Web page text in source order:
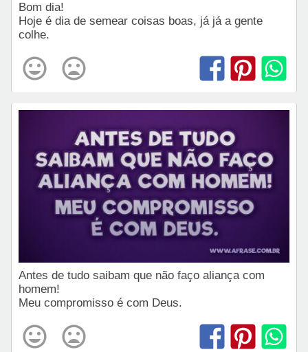
Bom dia!
Hoje é dia de semear coisas boas, já já a gente
colhe.
Antes de tudo saibam que não faço aliança com
homem!
Meu compromisso é com Deus.